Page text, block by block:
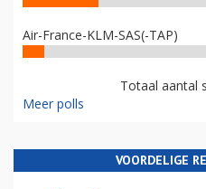
Air-France-KLM-SAS(-TAP)
Totaal aantal
Meer polls
VOORDELIGE